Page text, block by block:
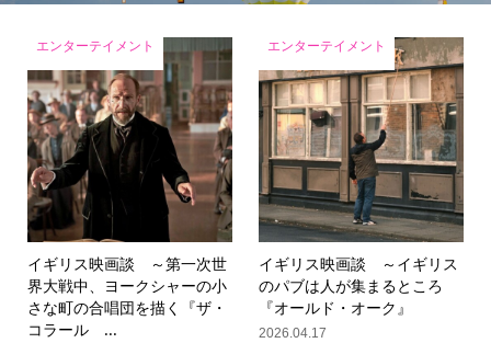
エンターテイメント
イギリス映画談 ～第一次世
界大戦中、ヨークシャーの小
さな町の合唱団を描く『ザ・
コラール ...
エンターテイメント
イギリス映画談 ～イギリス
のパブは人が集まるところ
『オールド・オーク』
2026.04.17